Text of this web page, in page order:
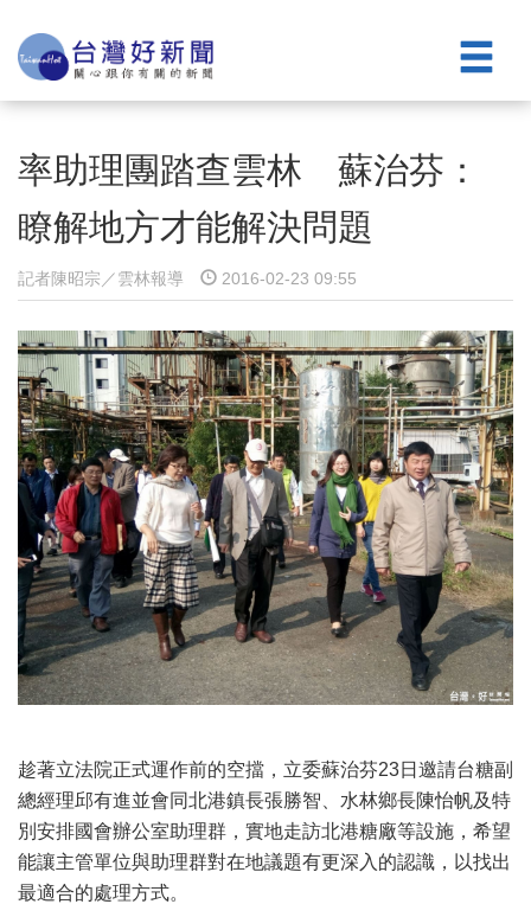
率助理團踏查雲林 蘇治芬：
瞭解地方才能解決問題
記者陳昭宗／雲林報導 2016-02-23 09:55
趁著立法院正式運作前的空擋，立委蘇治芬23日邀請台糖副
總經理邱有進並會同北港鎮長張勝智、水林鄉長陳怡帆及特
別安排國會辦公室助理群，實地走訪北港糖廠等設施，希望
能讓主管單位與助理群對在地議題有更深入的認識，以找出
最適合的處理方式。